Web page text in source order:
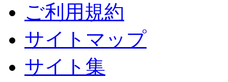
ご利用規約
サイトマップ
サイト集